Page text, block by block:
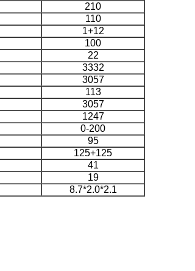
210
110
1+12
100
22
3332
3057
113
3057
1247
0-200
95
125+125
41
19
8.7*2.0*2.1